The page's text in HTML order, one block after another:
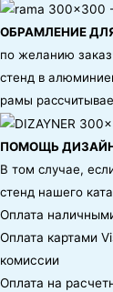
ОБРАМЛЕНИЕ
по желанию
стенд в
рамы
ПОМОЩЬ
В том случае,
стенд нашего
Оплата
Оплата картами
комиссии
Оплата на